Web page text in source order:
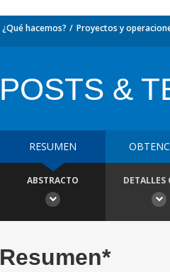
¿Qué hacemos? Proyectos y
POSTS &
RESUMEN
ABSTRACTO DETALLES
Resumen*